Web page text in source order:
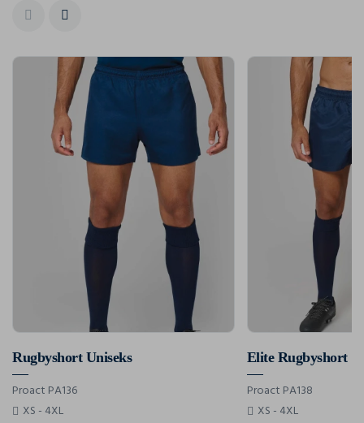
Rugbyshort Uniseks
Proact PA136
XS - 4XL
Elite Rugbyshort
Proact PA138
XS - 4XL